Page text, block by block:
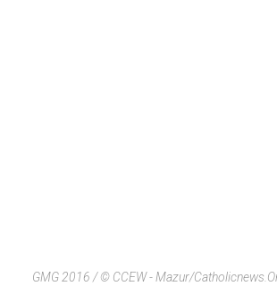
GMG 2016 / © CCEW - Mazur/